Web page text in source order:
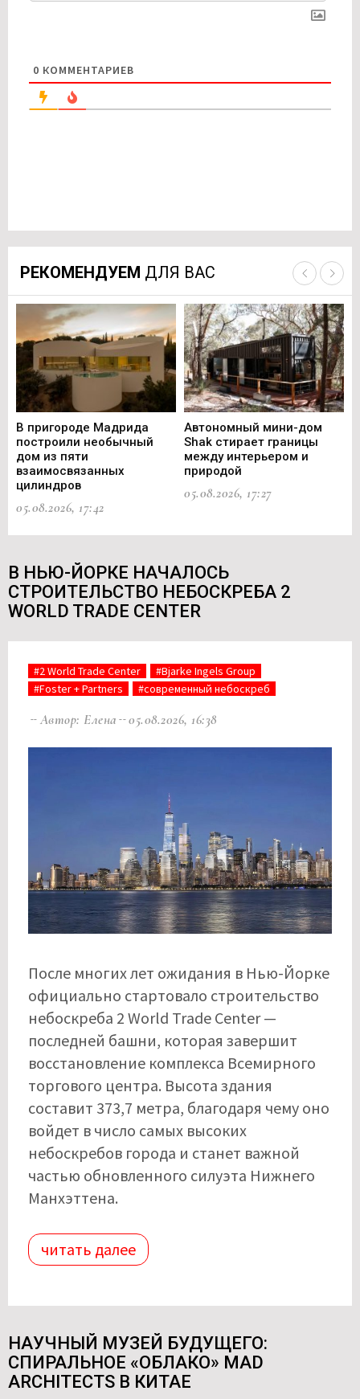
0 КОММЕНТАРИЕВ
РЕКОМЕНДУЕМ ДЛЯ ВАС
В пригороде Мадрида
построили необычный
дом из пяти
взаимосвязанных
цилиндров
05.08.2026, 17:42
Автономный мини-дом
Shak стирает границы
между интерьером и
природой
05.08.2026, 17:27
В НЬЮ-ЙОРКЕ НАЧАЛОСЬ
СТРОИТЕЛЬСТВО НЕБОСКРЕБА 2
WORLD TRADE CENTER
#2 World Trade Center
#Bjarke Ingels Group
#Foster + Partners
#современный небоскреб
Автор: Елена 05.08.2026, 16:38
После многих лет ожидания в Нью-Йорке
официально стартовало строительство
небоскреба 2 World Trade Center —
последней башни, которая завершит
восстановление комплекса Всемирного
торгового центра. Высота здания
составит 373,7 метра, благодаря чему оно
войдет в число самых высоких
небоскребов города и станет важной
частью обновленного силуэта Нижнего
Манхэттена.
читать далее
НАУЧНЫЙ МУЗЕЙ БУДУЩЕГО:
СПИРАЛЬНОЕ «ОБЛАКО» MAD
ARCHITECTS В КИТАЕ